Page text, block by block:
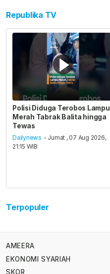
Republika TV
Polisi Diduga Terobos Lampu
Merah Tabrak Balita hingga
Tewas
Dailynews - Jumat , 07 Aug 2026,
21:15 WIB
Terpopuler
AMEERA
EKONOMI SYARIAH
SKOR